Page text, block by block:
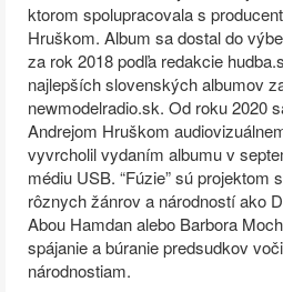
ktorom spolupracovala s
Hruškom. Album sa dostal do
za rok 2018 podľa redakcie
najlepších slovenských albumov
newmodelradio.sk. Od roku 2020
Andrejom Hruškom
vyvrcholil vydaním albumu v
médiu USB. “Fúzie” sú projektom
rôznych žánrov a národností ako
Abou Hamdan alebo Barbora
spájanie a búranie predsudkov
národnostiam.